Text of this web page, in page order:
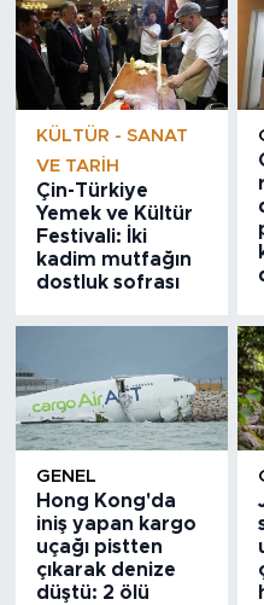
KÜLTÜR - SANAT
VE TARIH
Çin-Türkiye
Yemek ve Kültür
Festivali: İki
kadim mutfağın
dostluk sofrası
GENEL
Hong Kong'da
iniş yapan kargo
uçağı pistten
çıkarak denize
düştü: 2 ölü